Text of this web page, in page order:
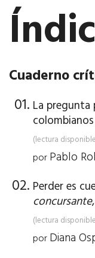
Cuaderno
La
colombianos
(lectura
porPablo
Perder es
concursante
(lectura
porDiana